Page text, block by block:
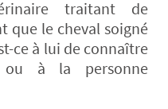
traitant de
que le cheval soigné
ce à lui de connaître
à la personne